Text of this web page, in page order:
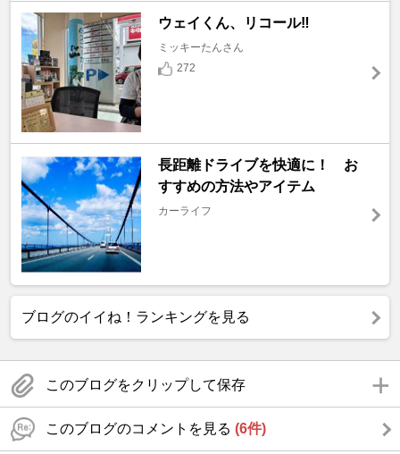
ウェイくん、リコール‼️
ミッキーたんさん
272
長距離ドライブを快適に！ お
すすめの方法やアイテム
カーライフ
ブログのイイね！ランキングを見る
このブログをクリップして保存
このブログのコメントを見る (6件)